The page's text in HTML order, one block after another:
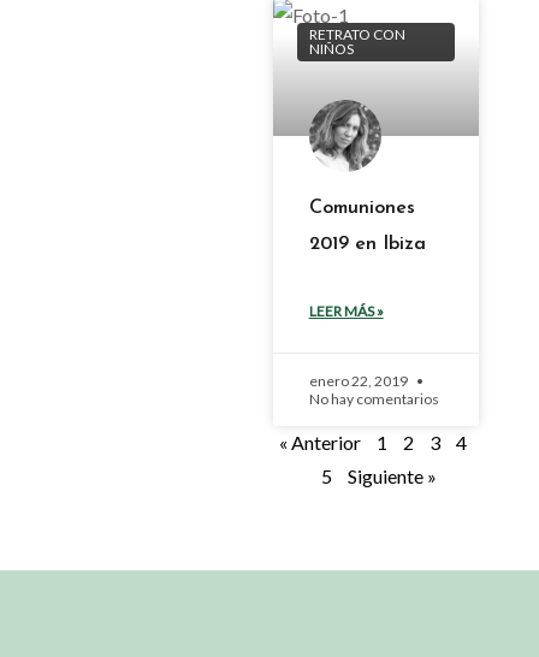
RETRATO CON
NIÑOS
Comuniones
2019 en Ibiza
LEER MÁS »
enero 22, 2019
No hay comentarios
« Anterior 1 2 3
4
5
Siguiente »